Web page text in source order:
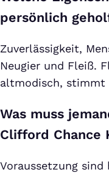
persönlich
Zuverlässigkeit,
Neugier und Fleiß.
altmodisch, stimmt
Was muss
Clifford Chance
Voraussetzung sind